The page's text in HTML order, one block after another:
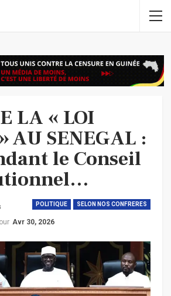
LA « LOI
AU SENEGAL :
le Conseil
POLITIQUE SELON NOS CONFRERES
Avr 30, 2026